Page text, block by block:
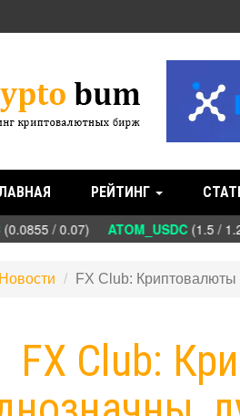
РЕЙТИНГ
/ 0.07) ATOM_USDC(1.5 /
Новости FX Club: Криптовалюты
FX Club: